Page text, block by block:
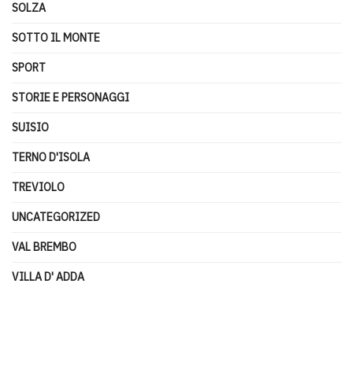
SOLZA
SOTTO IL MONTE
SPORT
STORIE E PERSONAGGI
SUISIO
TERNO D'ISOLA
TREVIOLO
UNCATEGORIZED
VAL BREMBO
VILLA D' ADDA